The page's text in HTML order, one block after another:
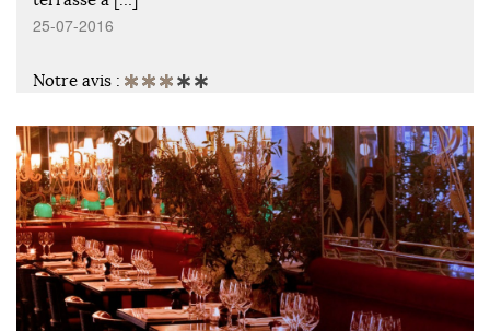
25-07-2016
Notre avis :